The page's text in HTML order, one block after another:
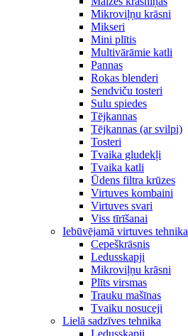
Mikroviļņu krāsni
Mikseri
Mini plītis
Multivārāmie katli
Pannas
Rokas blenderi
Sendviču tosteri
Sulu spiedes
Tējkannas
Tējkannas (ar svilpi)
Tosteri
Tvaika gludekļi
Tvaika katli
Ūdens filtra krūzes
Virtuves kombaini
Virtuves svari
Viss tīrīšanai
Iebūvējamā virtuves tehnika
Cepeškrāsnis
Ledusskapji
Mikroviļņu krāsni
Plīts virsmas
Trauku mašīnas
Tvaiku nosuceji
Lielā sadzīves tehnika
Ledusskapji